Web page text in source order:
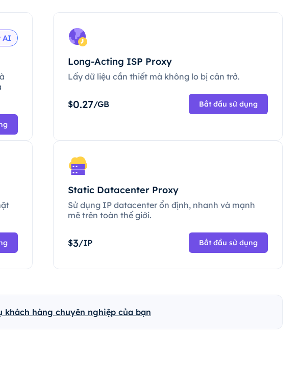
AI
Long-Acting ISP Proxy
Lấy dữ liệu cần thiết mà không lo bị cản trở.
$0.27/GB Bắt đầu sử dụng
Static Datacenter Proxy
Sử dụng IP datacenter ổn định, nhanh và mạnh
mẽ trên toàn thế giới.
$3/IP Bắt đầu sử dụng
khách hàng chuyên nghiệp của bạn